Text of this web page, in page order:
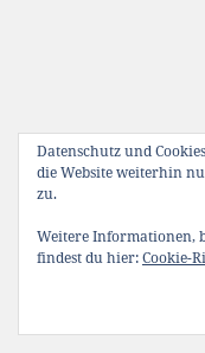
Datenschutz und
die Website weiterhin
zu.
Weitere Informationen,
findest du hier:Cookie-